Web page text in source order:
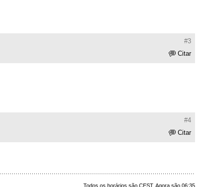
#3
Citar
#4
Citar
Todos os horários são CEST. Agora são 06:35